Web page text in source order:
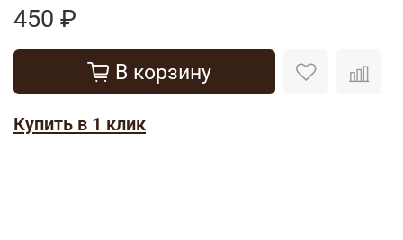
450 ₽
В корзину
Купить в 1 клик